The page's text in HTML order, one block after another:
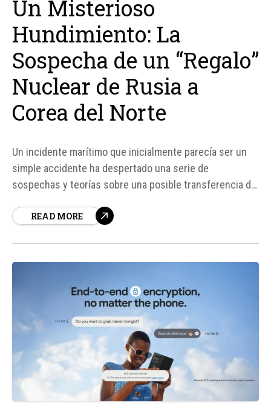
Un Misterioso
Hundimiento: La
Sospecha de un “Regalo”
Nuclear de Rusia a
Corea del Norte
Un incidente marítimo que inicialmente parecía ser un
simple accidente ha despertado una serie de
sospechas y teorías sobre una posible transferencia de
El hundimiento del carguero ruso Ursa Major frente a la
READ MORE